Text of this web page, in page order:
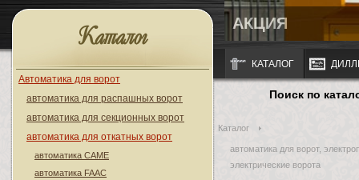
АКЦИЯ
Каталог
Автоматика для ворот
автоматика для распашных ворот
автоматика для секционных ворот
автоматика для откатных ворот
автоматика CAME
автоматика FAAC
КАТАЛОГ
Поиск по
Каталог
автоматика для ворот,
электрические ворота